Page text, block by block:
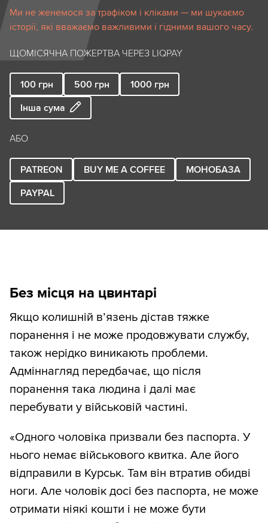
Ми не женемося за трафіком і кліками — ми шукаємо
історії, які вважаємо важливими і гідними вашого часу.
ЩОМІСЯЧНА ПОЖЕРТВА ЧЕРЕЗ LIQPAY
100 грн 500 грн 1000 грн
Інша сума
АБО
PATREON BUY ME A COFFEE
МОНОБАЗА
PAYPAL
Без місця на цвинтарі
Якщо колишній в’язень дістав тяжке
поранення і не може продовжувати службу,
також нерідко виникають проблеми.
Адміннагляд передбачає, що після
поранення така людина і далі має
перебувати у військовій частині.
«Одного чоловіка призвали без паспорта. У
нього немає військового квитка. Але його
відправили в Курськ. Там він втратив обидві
ноги. Але чоловік досі без паспорта, не може
отримати ніякі кошти і не може бути